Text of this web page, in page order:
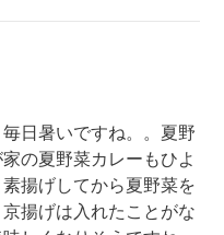
日暑いですね。。夏野
の夏野菜カレーもひよ
揚げしてから夏野菜を
揚げは入れたことがな